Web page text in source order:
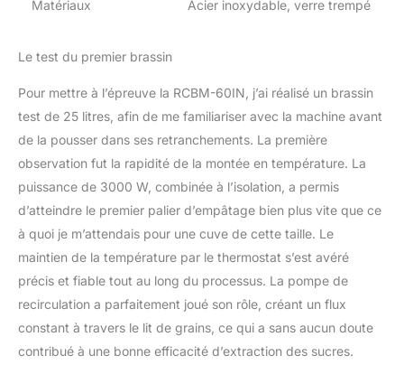
Matériaux Acier inoxydable, verre trempé
Le test du premier brassin
Pour mettre à l’épreuve la RCBM-60IN, j’ai réalisé un brassin
test de 25 litres, afin de me familiariser avec la machine avant
de la pousser dans ses retranchements. La première
observation fut la rapidité de la montée en température. La
puissance de 3000 W, combinée à l’isolation, a permis
d’atteindre le premier palier d’empâtage bien plus vite que ce
à quoi je m’attendais pour une cuve de cette taille. Le
maintien de la température par le thermostat s’est avéré
précis et fiable tout au long du processus. La pompe de
recirculation a parfaitement joué son rôle, créant un flux
constant à travers le lit de grains, ce qui a sans aucun doute
contribué à une bonne efficacité d’extraction des sucres.